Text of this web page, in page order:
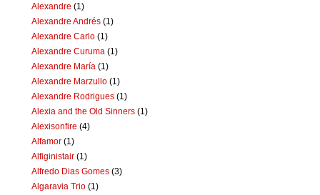
Alexandre (1)
Alexandre Andrés (1)
Alexandre Carlo (1)
Alexandre Curuma (1)
Alexandre María (1)
Alexandre Marzullo (1)
Alexandre Rodrigues (1)
Alexia and the Old Sinners (1)
Alexisonfire (4)
Alfamor (1)
Alfiginistair (1)
Alfredo Dias Gomes (3)
Algaravia Trio (1)